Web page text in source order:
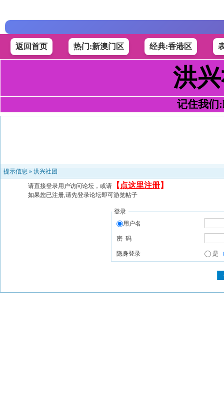
返回首页 热门:新澳门区 经典:香港区
洪
记住我们
提示信息 » 洪兴社团
请直接登录用户访问论坛，或请 【 点这里注册】
如果您已注册,请先登录论坛即可游览帖子
登录
用户名
密 码
隐身登录 是